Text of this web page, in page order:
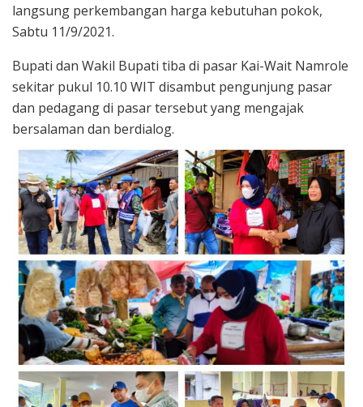
langsung perkembangan harga kebutuhan pokok,
Sabtu 11/9/2021.
Bupati dan Wakil Bupati tiba di pasar Kai-Wait Namrole
sekitar pukul 10.10 WIT disambut pengunjung pasar
dan pedagang di pasar tersebut yang mengajak
bersalaman dan berdialog.